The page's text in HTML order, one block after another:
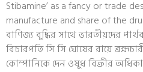
Stibamine’ as a fancy or trade
manufacture and share of the
বাণিজ্য বুদ্ধির সাথে ভারতীয়দের
বিচারপতি সি সি ঘোষের রায়ে
কোম্পানিকে দেন ওষুধ বিক্রীর